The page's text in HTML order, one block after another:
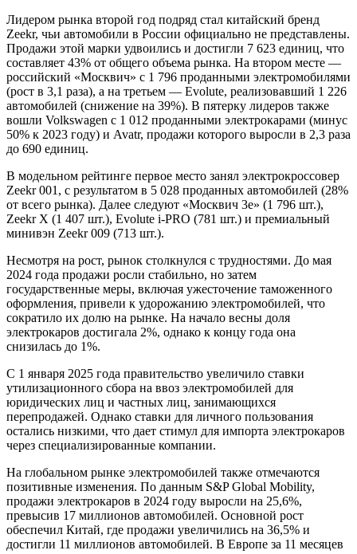
Лидером рынка второй год подряд стал китайский бренд
Zeekr, чьи автомобили в России официально не представлены.
Продажи этой марки удвоились и достигли 7 623 единиц, что
составляет 43% от общего объема рынка. На втором месте —
российский «Москвич» с 1 796 проданными электромобилями
(рост в 3,1 раза), а на третьем — Evolute, реализовавший 1 226
автомобилей (снижение на 39%). В пятерку лидеров также
вошли Volkswagen с 1 012 проданными электрокарами (минус
50% к 2023 году) и Avatr, продажи которого выросли в 2,3 раза
до 690 единиц.
В модельном рейтинге первое место занял электрокроссовер
Zeekr 001, с результатом в 5 028 проданных автомобилей (28%
от всего рынка). Далее следуют «Москвич 3е» (1 796 шт.),
Zeekr X (1 407 шт.), Evolute i-PRO (781 шт.) и премиальный
минивэн Zeekr 009 (713 шт.).
Несмотря на рост, рынок столкнулся с трудностями. До мая
2024 года продажи росли стабильно, но затем
государственные меры, включая ужесточение таможенного
оформления, привели к удорожанию электромобилей, что
сократило их долю на рынке. На начало весны доля
электрокаров достигала 2%, однако к концу года она
снизилась до 1%.
С 1 января 2025 года правительство увеличило ставки
утилизационного сбора на ввоз электромобилей для
юридических лиц и частных лиц, занимающихся
перепродажей. Однако ставки для личного пользования
остались низкими, что дает стимул для импорта электрокаров
через специализированные компании.
На глобальном рынке электромобилей также отмечаются
позитивные изменения. По данным S&P Global Mobility,
продажи электрокаров в 2024 году выросли на 25,6%,
превысив 17 миллионов автомобилей. Основной рост
обеспечил Китай, где продажи увеличились на 36,5% и
достигли 11 миллионов автомобилей. В Европе за 11 месяцев